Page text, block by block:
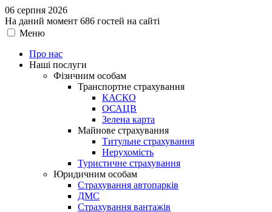
06 серпня 2026
На даний момент 686 гостей на сайті
Меню
Про нас
Наші послуги
Фізичним особам
Транспортне страхування
КАСКО
ОСАЦВ
Зелена карта
Майнове страхування
Титульне страхування
Нерухомість
Туристичне страхування
Юридичним особам
Страхування автопарків
ДМС
Страхування вантажів